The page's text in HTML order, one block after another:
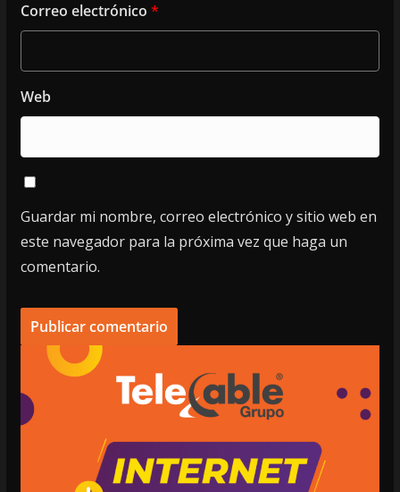
Correo electrónico *
Web
Guardar mi nombre, correo electrónico y sitio web en
este navegador para la próxima vez que haga un
comentario.